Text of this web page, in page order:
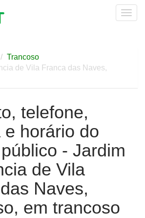
Trancoso
de Vila Franca das Naves,
telefone,
e horário do
- Jardim
de Vila
Naves,
em trancoso